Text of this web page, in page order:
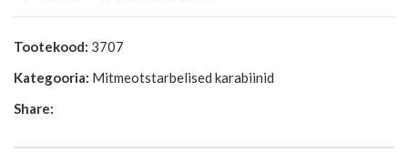
Tootekood: 3707
Kategooria: Mitmeotstarbelised karabiinid
Share: